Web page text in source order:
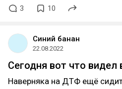
3 10
Синий банан
22.08.2022
Сегодня вот что видел
Наверняка на ДТФ ещё